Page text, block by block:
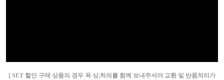
[ SET 할인 구매 상품의 경우 꼭 상,하의를 함께 보내주셔야 교환 및 반품처리가